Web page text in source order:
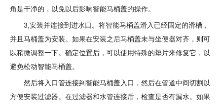
角是干净的，以免以后影响智能马桶盖的操作。
3,安装并连接到进水口。将智能马桶盖滑入已经固定的滑槽，
并且马桶盖为安装。如果在安装之后马桶盖未与坐便器对齐，则可
以稍微调整一下。确定位置后，可以使用特殊的垫片来修复它，以
避免松动智能马桶盖。
然后将入口管连接到智能马桶盖入口，然后在管道中间切割以
方便安装过滤器。在过滤器和水管连接后，检查是否有漏水。如果